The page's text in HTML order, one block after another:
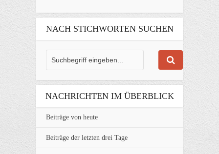
NACH STICHWORTEN SUCHEN
NACHRICHTEN IM ÜBERBLICK
Beiträge von heute
Beiträge der letzten drei Tage